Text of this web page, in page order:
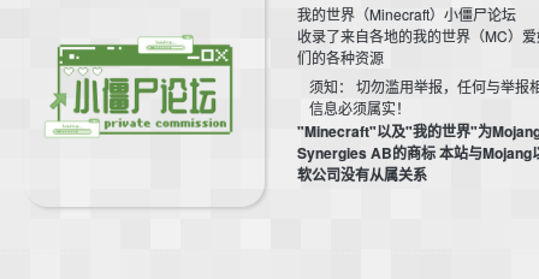
我的世界（Minecraft）小僵尸论坛
收录了来自各地的我的世界（MC）
们的各种资源
须知： 切勿滥用举报，任何与举报
信息必须属实！
"Minecraft"以及"我的世界"为
Synergies AB的商标 本站与Mojang
软公司没有从属关系